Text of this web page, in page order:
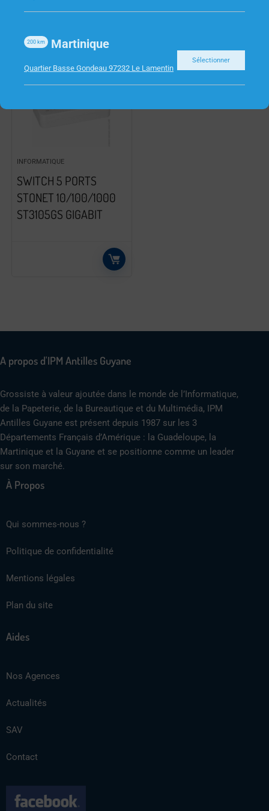
INFORMATIQUE
SWITCH 5 PORTS
STONET 10/100/1000
ST3105GS GIGABIT
A propos d'IPM Antilles Guyane
Grossiste à valeur ajoutée dans le monde de l’Informatique,
de la Papeterie, de la Bureautique et du Multimédia, IPM
Antilles Guyane est présent depuis 1987 sur les 3
Départements Français d’Amérique : la Guadeloupe, la
Martinique et la Guyane et se positionne comme un leader
sur son marché.
À Propos
Qui sommes-nous ?
Politique de confidentialité
Mentions légales
Plan du site
Aides
Nos Agences
Actualités
SAV
Contact
Martinique
200 km
Quartier Basse Gondeau 97232 Le Lamentin
Sélectionner